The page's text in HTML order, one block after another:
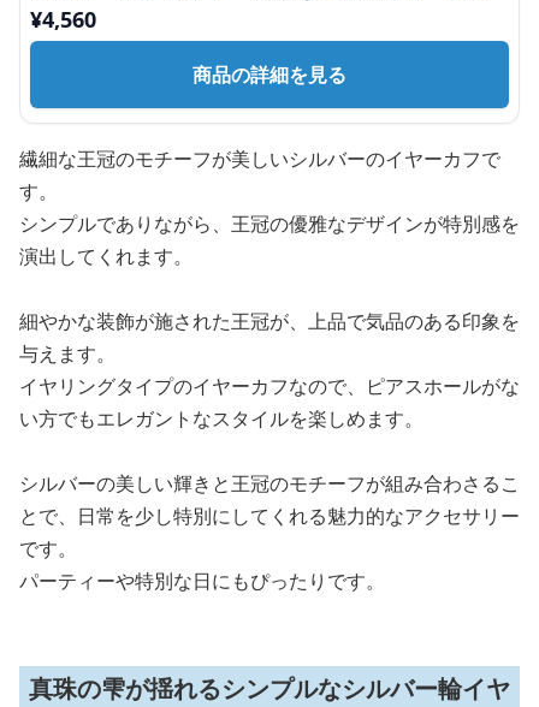
¥4,560
商品の詳細を見る
繊細な王冠のモチーフが美しいシルバーのイヤーカフで
す。
シンプルでありながら、王冠の優雅なデザインが特別感を
演出してくれます。
細やかな装飾が施された王冠が、上品で気品のある印象を
与えます。
イヤリングタイプのイヤーカフなので、ピアスホールがな
い方でもエレガントなスタイルを楽しめます。
シルバーの美しい輝きと王冠のモチーフが組み合わさるこ
とで、日常を少し特別にしてくれる魅力的なアクセサリー
です。
パーティーや特別な日にもぴったりです。
真珠の雫が揺れるシンプルなシルバー輪イヤ